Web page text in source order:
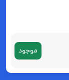
موجود